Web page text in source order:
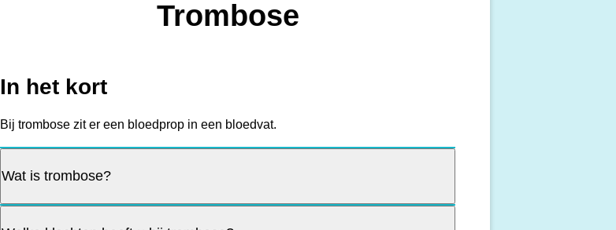
Trombose
In het kort
Bij trombose zit er een bloedprop in een bloedvat.
Wat is trombose?